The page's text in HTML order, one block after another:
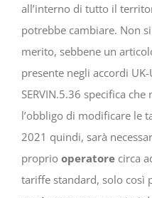
all’interno di tutto il
potrebbe cambiare. Non
merito, sebbene un
presente negli accordi
SERVIN.5.36 specifica
l’obbligo di modificare le
2021 quindi, sarà
proprio operatore circa
tariffe standard, solo così